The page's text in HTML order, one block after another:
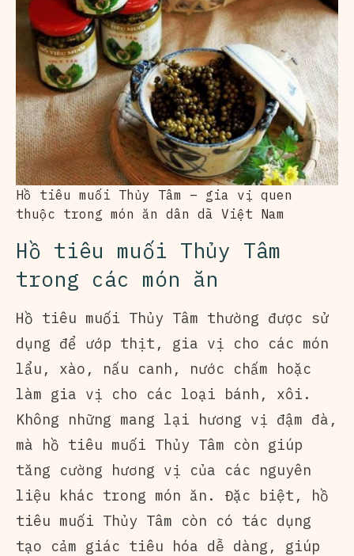
Hồ tiêu muối Thủy Tâm – gia vị quen
thuộc trong món ăn dân dã Việt Nam
Hồ tiêu muối Thủy Tâm
trong các món ăn
Hồ tiêu muối Thủy Tâm thường được sử
dụng để ướp thịt, gia vị cho các món
lẩu, xào, nấu canh, nước chấm hoặc
làm gia vị cho các loại bánh, xôi.
Không những mang lại hương vị đậm đà,
mà hồ tiêu muối Thủy Tâm còn giúp
tăng cường hương vị của các nguyên
liệu khác trong món ăn. Đặc biệt, hồ
tiêu muối Thủy Tâm còn có tác dụng
tạo cảm giác tiêu hóa dễ dàng, giúp